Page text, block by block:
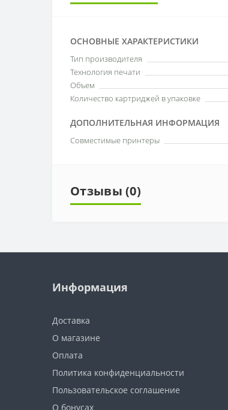
ОСНОВНЫЕ ХАРАКТЕРИСТИКИ
Тип производителя
Технология печати
Объем
Количество картриджей в упаковке
ДОПОЛНИТЕЛЬНАЯ ИНФОРМАЦИЯ
Совместимые принтеры
Отзывы (0)
Информация
Доставка
О магазине
Оплата
Политика конфиденциальности
Пользовательское соглашение
О бонусах